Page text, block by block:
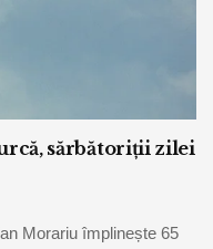
sărbătoriții zilei
Morariu împlinește 65